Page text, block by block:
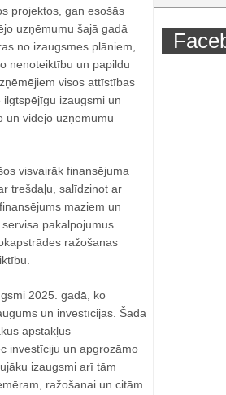
projektos, gan esošās
uzņēmumu šajā gadā
no izaugsmes plāniem,
nenoteiktību un papildu
visos attīstības
izaugsmi un
un vidējo uzņēmumu
visvairāk finansējuma
trešdaļu, salīdzinot ar
maziem un
pakalpojumus.
ražošanas
2025. gadā, ko
un investīcijas. Šāda
apstākļus
investīciju un apgrozāmo
izaugsmi arī tām
ražošanai un citām